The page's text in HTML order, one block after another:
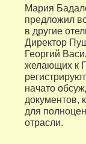
Мария
предложил
в другие
Директор
Георгий
желающих к
начато
документов,
для
отрасли.